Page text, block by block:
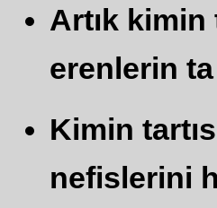
Artık kimin
erenlerin
Kimin
nefislerini